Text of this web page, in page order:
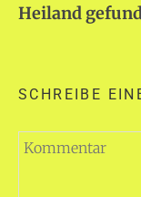
Heiland
SCHREIBE